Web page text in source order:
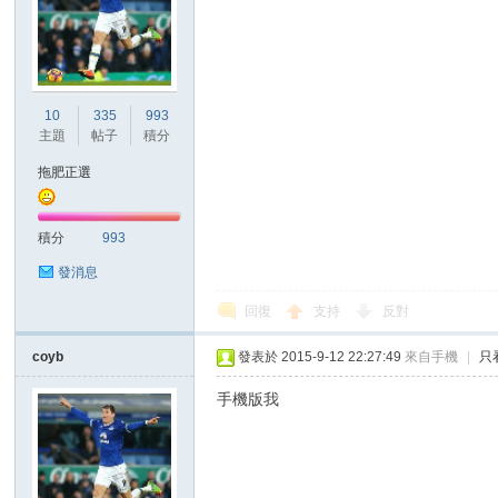
10
主題
335
帖子
993
積分
拖肥正選
積分 993
發消息
回復 支持 反對
coyb 發表於 2015-9-12 22:27:49 來自手機 只
手機版我